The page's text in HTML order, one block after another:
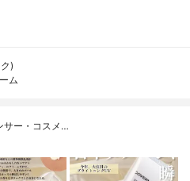
)
ム
サー・コスメ…